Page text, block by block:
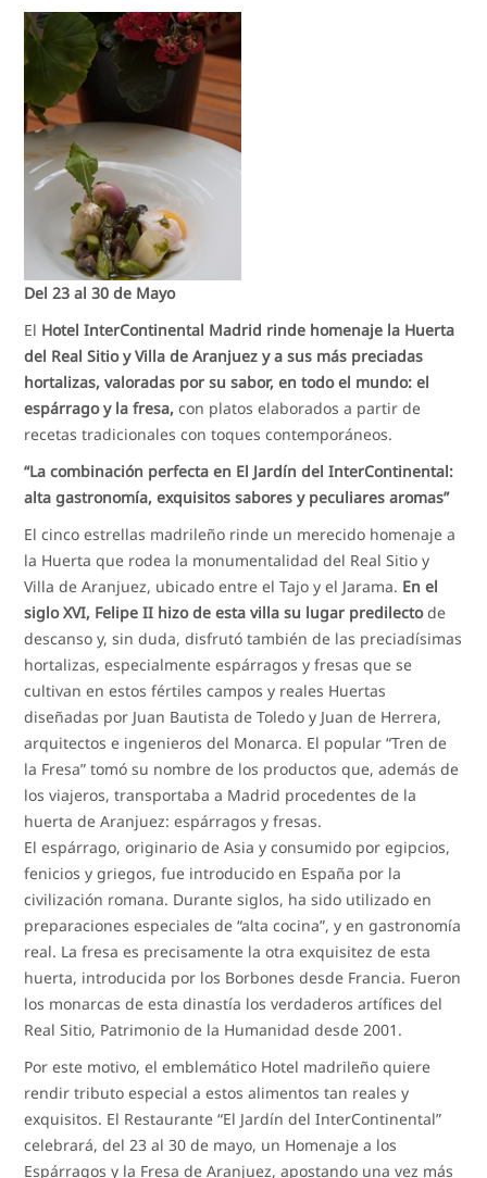
Del 23 al 30 de Mayo
El Hotel InterContinental Madrid rinde homenaje la Huerta
del Real Sitio y Villa de Aranjuez y a sus más preciadas
hortalizas, valoradas por su sabor, en todo el mundo: el
espárrago y la fresa, con platos elaborados a partir de
recetas tradicionales con toques contemporáneos.
“La combinación perfecta en El Jardín del InterContinental:
alta gastronomía, exquisitos sabores y peculiares aromas”
El cinco estrellas madrileño rinde un merecido homenaje a
la Huerta que rodea la monumentalidad del Real Sitio y
Villa de Aranjuez, ubicado entre el Tajo y el Jarama. En el
siglo XVI, Felipe II hizo de esta villa su lugar predilectode
descanso y, sin duda, disfrutó también de las preciadísimas
hortalizas, especialmente espárragos y fresas que se
cultivan en estos fértiles campos y reales Huertas
diseñadas por Juan Bautista de Toledo y Juan de Herrera,
arquitectos e ingenieros del Monarca. El popular “Tren de
la Fresa” tomó su nombre de los productos que, además de
los viajeros, transportaba a Madrid procedentes de la
huerta de Aranjuez: espárragos y fresas.
El espárrago, originario de Asia y consumido por egipcios,
fenicios y griegos, fue introducido en España por la
civilización romana. Durante siglos, ha sido utilizado en
preparaciones especiales de “alta cocina”, y en gastronomía
real. La fresa es precisamente la otra exquisitez de esta
huerta, introducida por los Borbones desde Francia. Fueron
los monarcas de esta dinastía los verdaderos artífices del
Real Sitio, Patrimonio de la Humanidad desde 2001.
Por este motivo, el emblemático Hotel madrileño quiere
rendir tributo especial a estos alimentos tan reales y
exquisitos. El Restaurante “El Jardín del InterContinental”
celebrará, del 23 al 30 de mayo, un Homenaje a los
Espárragos y la Fresa de Aranjuez, apostando una vez más